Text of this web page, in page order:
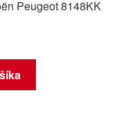
Peugeot 8148KK